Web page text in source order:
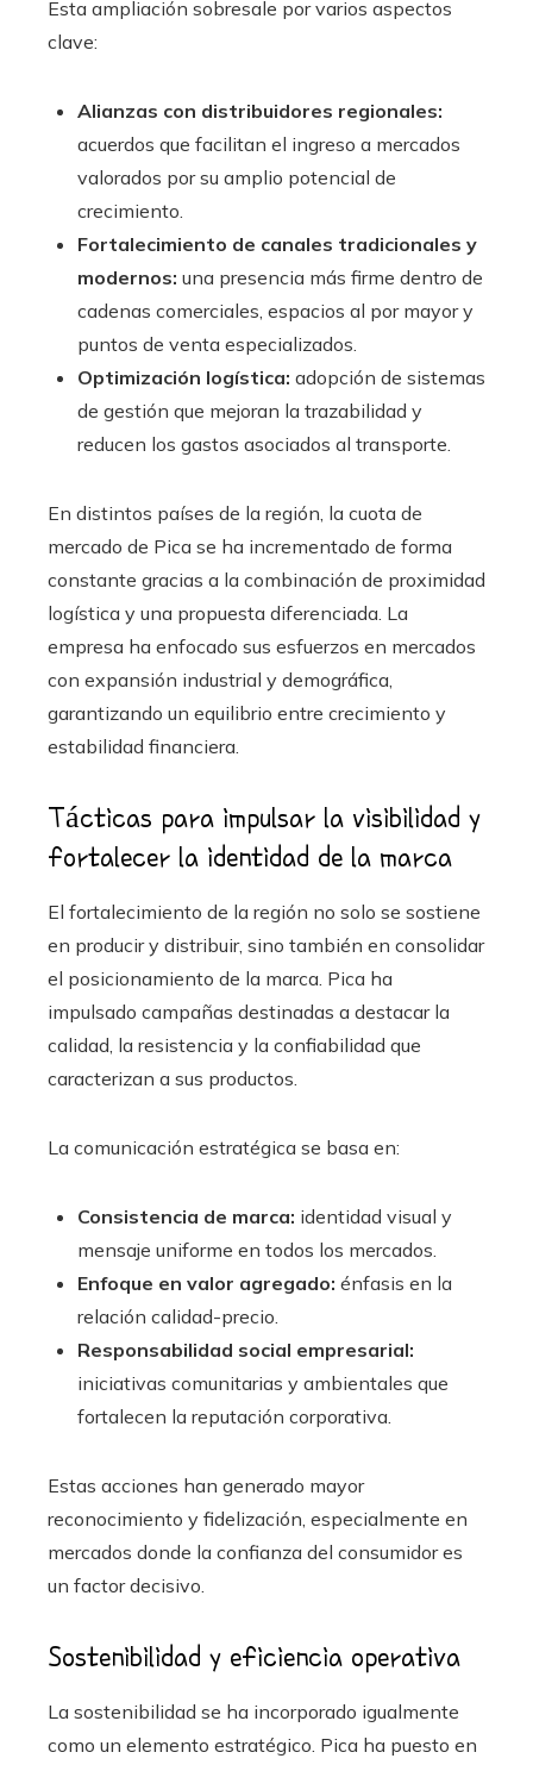
Esta ampliación sobresale por varios aspectos
clave:
Alianzas con distribuidores regionales:
acuerdos que facilitan el ingreso a mercados
valorados por su amplio potencial de
crecimiento.
Fortalecimiento de canales tradicionales y
modernos: una presencia más firme dentro de
cadenas comerciales, espacios al por mayor y
puntos de venta especializados.
Optimización logística: adopción de sistemas
de gestión que mejoran la trazabilidad y
reducen los gastos asociados al transporte.
En distintos países de la región, la cuota de
mercado de Pica se ha incrementado de forma
constante gracias a la combinación de proximidad
logística y una propuesta diferenciada. La
empresa ha enfocado sus esfuerzos en mercados
con expansión industrial y demográfica,
garantizando un equilibrio entre crecimiento y
estabilidad financiera.
Tácticas para impulsar la visibilidad y
fortalecer la identidad de la marca
El fortalecimiento de la región no solo se sostiene
en producir y distribuir, sino también en consolidar
el posicionamiento de la marca. Pica ha
impulsado campañas destinadas a destacar la
calidad, la resistencia y la confiabilidad que
caracterizan a sus productos.
La comunicación estratégica se basa en:
Consistencia de marca: identidad visual y
mensaje uniforme en todos los mercados.
Enfoque en valor agregado: énfasis en la
relación calidad-precio.
Responsabilidad social empresarial:
iniciativas comunitarias y ambientales que
fortalecen la reputación corporativa.
Estas acciones han generado mayor
reconocimiento y fidelización, especialmente en
mercados donde la confianza del consumidor es
un factor decisivo.
Sostenibilidad y eficiencia operativa
La sostenibilidad se ha incorporado igualmente
como un elemento estratégico. Pica ha puesto en